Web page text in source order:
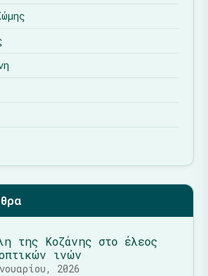
της Κοζάνης στο έλεος
ινών
2026